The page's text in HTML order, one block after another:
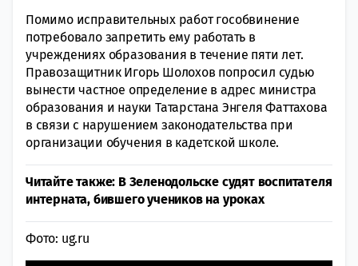
Помимо исправительных работ гособвинение
потребовало запретить ему работать в
учреждениях образования в течение пяти лет.
Правозащитник Игорь Шолохов попросил судью
вынести частное определение в адрес министра
образования и науки Татарстана Энгеля Фаттахова
в связи с нарушением законодательства при
организации обучения в кадетской школе.
Читайте также: В Зеленодольске судят воспитателя
интерната, бившего учеников на уроках
Фото: ug.ru